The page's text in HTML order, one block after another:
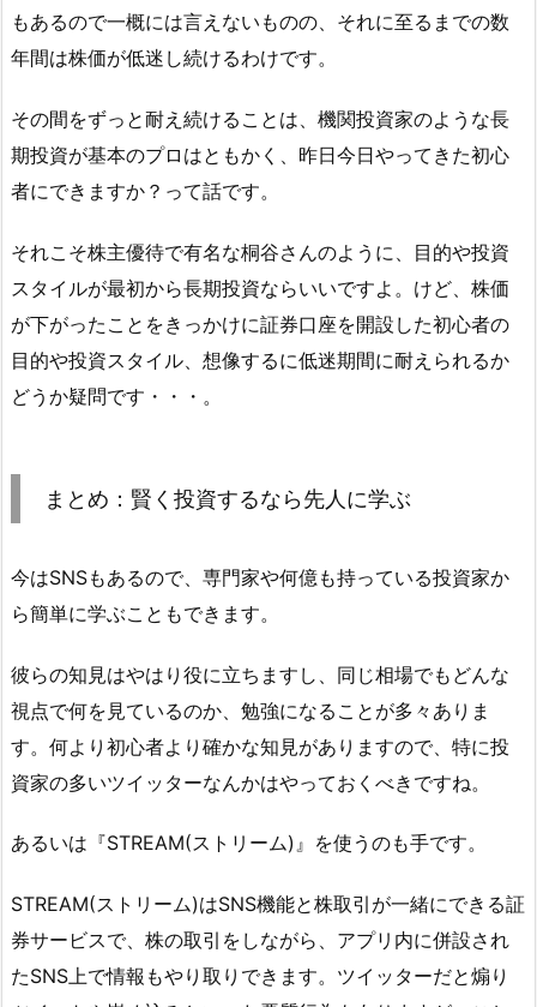
もあるので一概には言えないものの、それに至るまでの数
年間は株価が低迷し続けるわけです。
その間をずっと耐え続けることは、機関投資家のような長
期投資が基本のプロはともかく、昨日今日やってきた初心
者にできますか？って話です。
それこそ株主優待で有名な桐谷さんのように、目的や投資
スタイルが最初から長期投資ならいいですよ。けど、株価
が下がったことをきっかけに証券口座を開設した初心者の
目的や投資スタイル、想像するに低迷期間に耐えられるか
どうか疑問です・・・。
まとめ：賢く投資するなら先人に学ぶ
今はSNSもあるので、専門家や何億も持っている投資家か
ら簡単に学ぶこともできます。
彼らの知見はやはり役に立ちますし、同じ相場でもどんな
視点で何を見ているのか、勉強になることが多々ありま
す。何より初心者より確かな知見がありますので、特に投
資家の多いツイッターなんかはやっておくべきですね。
あるいは『STREAM(ストリーム)』を使うのも手です。
STREAM(ストリーム)はSNS機能と株取引が一緒にできる証
券サービスで、株の取引をしながら、アプリ内に併設され
たSNS上で情報もやり取りできます。ツイッターだと煽り